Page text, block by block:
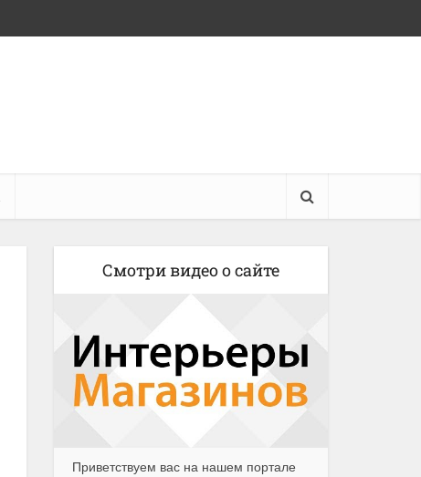
Смотри видео о сайте
Приветствуем вас на нашем портале